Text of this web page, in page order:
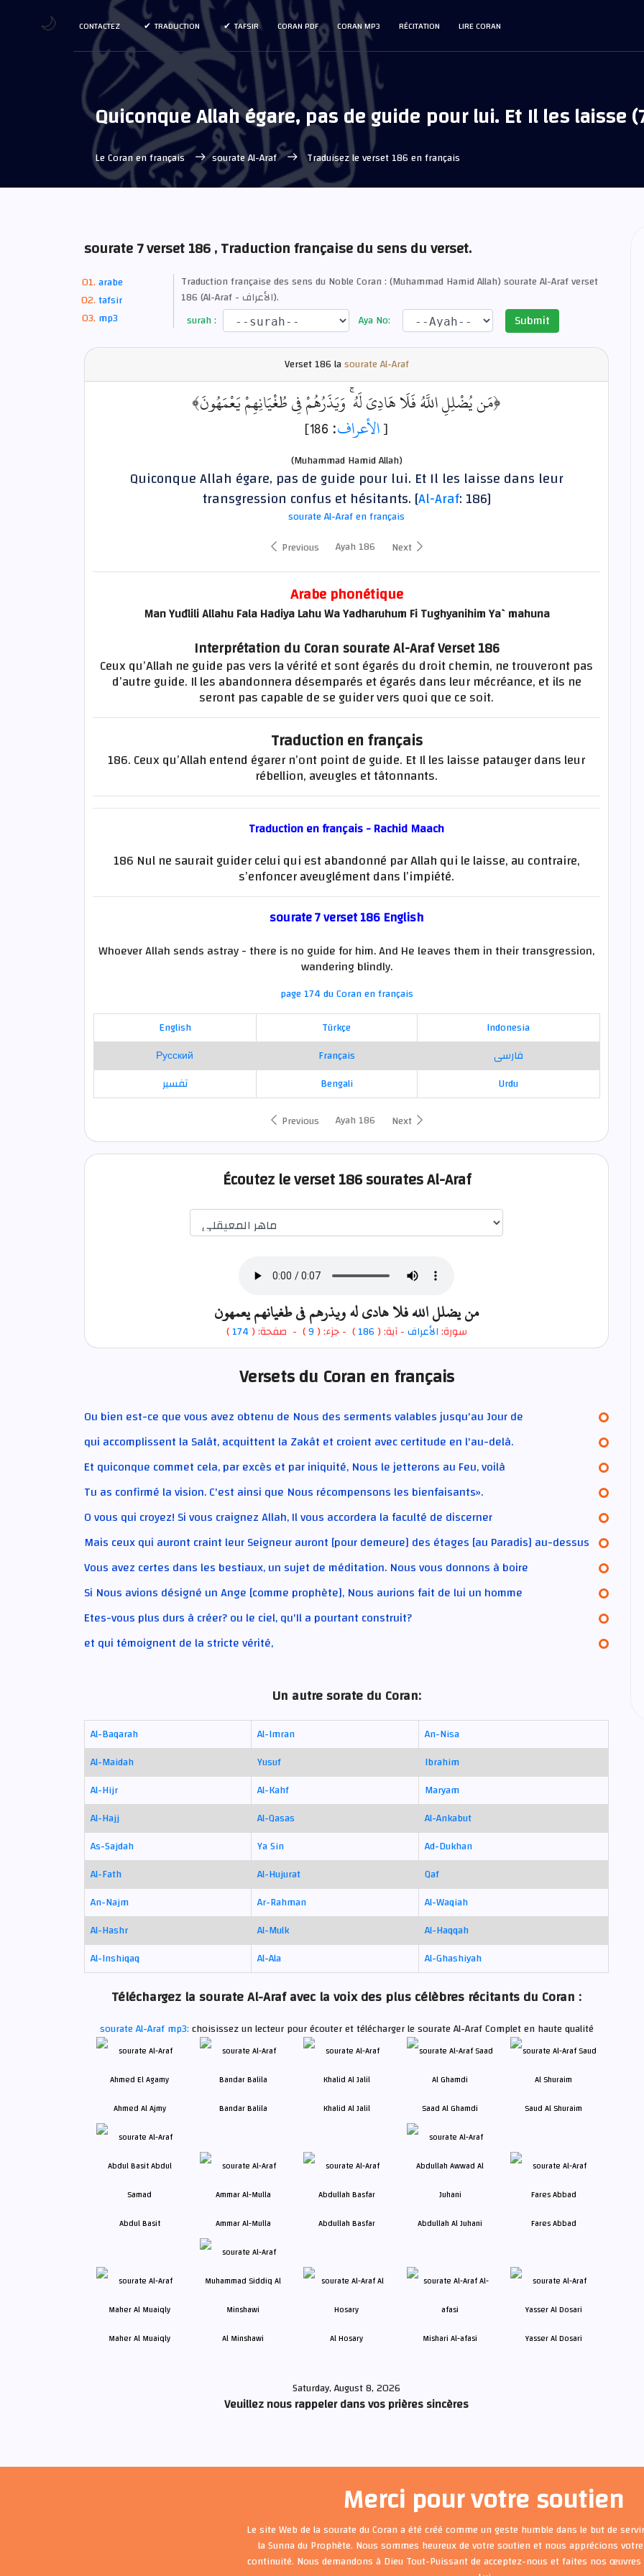
LIRE CORAN
RÉCITATION
CORAN MP3
CORAN PDF
TAFSIR
TRADUCTION
CONTACTEZ
Quiconque Allah égare, pas de guide pour lui. Et Il les laisse
Le Coran en français sourate Al-Araf Traduisez le verset 186 en français
sourate 7 verset 186 , Traduction française du sens du verset.
arabe
tafsir
mp3
Traduction française des sens du Noble Coran : (Muhammad Hamid Allah) sourate Al-Araf verset
186 (Al-Araf - الأعراف).
surah :
Aya No: Submit
Verset186 lasourate Al-Araf
﴿مَن يُضْلِلِ اللَّهُ فَلَا هَادِيَ لَهُ ۚ وَيَذَرُهُمْ فِي طُغْيَانِهِمْ يَعْمَهُونَ﴾
[الأعراف: 186]
(Muhammad Hamid Allah)
Quiconque Allah égare, pas de guide pour lui. Et Il les laisse dans leur
transgression confus et hésitants. [Al-Araf: 186]
sourate Al-Araf en français
Previous
Ayah 186 Next
Arabe phonétique
Man Yuđlili Allahu Fala Hadiya Lahu Wa Yadharuhum Fi Tughyanihim Ya`mahuna
Interprétation du Coran sourate Al-Araf Verset 186
Ceux qu’Allah ne guide pas vers la vérité et sont égarés du droit chemin, ne trouveront pas
d’autre guide. Il les abandonnera désemparés et égarés dans leur mécréance, et ils ne
seront pas capable de se guider vers quoi que ce soit.
Traduction en français
186. Ceux qu’Allah entend égarer n’ont point de guide. Et Il les laisse patauger dans leur
rébellion, aveugles et tâtonnants.
Traduction en français - Rachid Maach
186 Nul ne saurait guider celui qui est abandonné par Allah qui le laisse, au contraire,
s’enfoncer aveuglément dans l’impiété.
sourate 7 verset 186 English
Whoever Allah sends astray - there is no guide for him. And He leaves them in their transgression,
wandering blindly.
page 174 du Coran en français
English
Türkçe
Indonesia
Русский
Français
فارسی
تفسير
Bengali
Urdu
Previous
Ayah 186 Next
Écoutez le verset 186 sourates Al-Araf
من يضلل الله فلا هادي له ويذرهم في طغيانهم يعمهون
سورة:الأعراف- آية: (186
) - جزء: (9) - صفحة: ( 174
)
Versets du Coran en français
Ou bien est-ce que vous avez obtenu de Nous des serments valables jusqu'au Jour de
qui accomplissent la Salât, acquittent la Zakât et croient avec certitude en l'au-delà.
Et quiconque commet cela, par excès et par iniquité, Nous le jetterons au Feu, voilà
Tu as confirmé la vision. C'est ainsi que Nous récompensons les bienfaisants».
O vous qui croyez! Si vous craignez Allah, Il vous accordera la faculté de discerner
Mais ceux qui auront craint leur Seigneur auront [pour demeure] des étages [au Paradis] au-dessus
Vous avez certes dans les bestiaux, un sujet de méditation. Nous vous donnons à boire
Si Nous avions désigné un Ange [comme prophète], Nous aurions fait de lui un homme
Etes-vous plus durs à créer? ou le ciel, qu'Il a pourtant construit?
et qui témoignent de la stricte vérité,
Un autre sorate du Coran:
Al-Baqarah Al-Imran
An-Nisa
Al-Maidah
Yusuf
Ibrahim
Al-Hijr
Al-Kahf
Maryam
Al-Hajj
Al-Qasas
Al-Ankabut
As-Sajdah
Ya Sin
Ad-Dukhan
Al-Fath
Al-Hujurat
Qaf
An-Najm
Ar-Rahman
Al-Waqiah
Al-Hashr
Al-Mulk
Al-Haqqah
Al-Inshiqaq
Al-Ala Al-Ghashiyah
Téléchargez la sourate Al-Araf avec la voix des plus célèbres récitants du Coran :
sourate Al-Araf mp3:choisissez un lecteur pour écouter et télécharger le sourate Al-Araf Complet en haute qualité
Ahmed Al Ajmy Bandar Balila Khalid Al Jalil Saad Al Ghamdi Saud Al Shuraim
Abdul Basit Ammar Al-Mulla Abdullah Basfar Abdullah Al Juhani Fares Abbad
Maher Al Muaiqly Al Minshawi Al Hosary Mishari Al-afasi Yasser Al Dosari
Saturday, August 8, 2026
Veuillez nous rappeler dans vos prières sincères
Merci pour votre soutien
Le site Web de la sourate du Coran a été créé comme un geste humble dans le but de
la Sunna du Prophète. Nous sommes heureux de votre soutien et nous apprécions
continuité. Nous demandons à Dieu Tout-Puissant de acceptez-nous et faites nos
🌙